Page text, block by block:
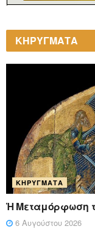
ΚΗΡΥΓΜΑΤΑ
ΚΗΡΎΓΜΑΤΑ
Ἡ Μεταμόρφωση
6 Αυγούστου 2026